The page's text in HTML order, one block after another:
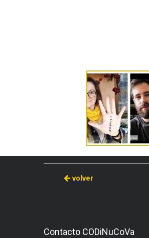
volver
Contacto CODiNuCoVa